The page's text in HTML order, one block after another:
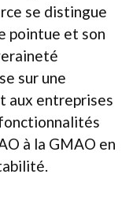
se distingue
pointue et son
sur une
aux entreprises
à la GMAO en